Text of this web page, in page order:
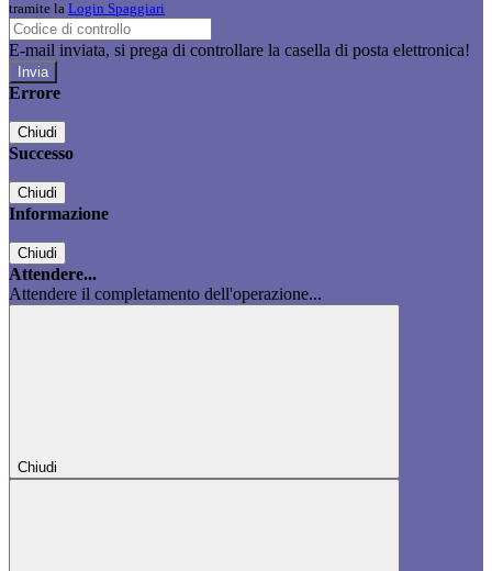
tramite la Login Spaggiari
E-mail inviata, si prega di controllare la casella di posta elettronica!
Errore
Chiudi
Successo
Chiudi
Informazione
Chiudi
Attendere...
Attendere il completamento dell'operazione...
Chiudi